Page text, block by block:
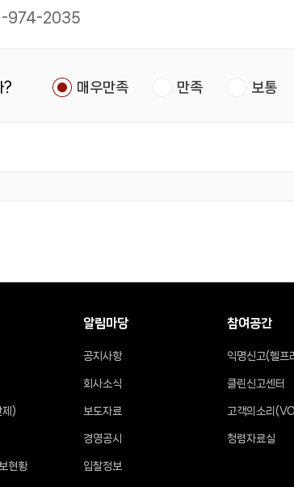
974-2035
? 매우만족 만족 보통
제)
현황
알림마당
공지사항
회사소식
보도자료
경영공시
입찰정보
참여공간
익명신고(헬프
클린신고센터
고객의소리
청렴자료실